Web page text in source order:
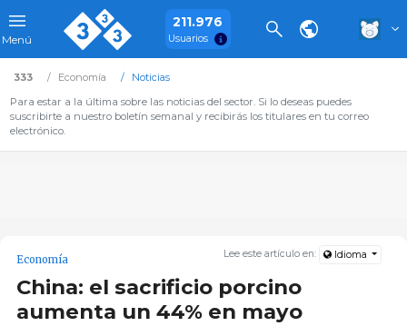
Menú
211.976
Usuarios
333 Economía
Noticias
Para estar a la última sobre las noticias del sector. Si lo deseas puedes
suscribirte a nuestro boletín semanal y recibirás los titulares en tu correo
electrónico.
Lee este artículo en: Idioma
Economía
China: el sacrificio porcino
aumenta un 44% en mayo